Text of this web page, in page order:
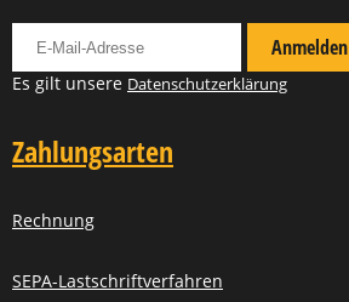
Anmelden
Es gilt unsere Datenschutzerklärung
Zahlungsarten
Rechnung
SEPA-Lastschriftverfahren